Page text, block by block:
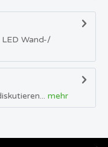
Wand-/
mehr